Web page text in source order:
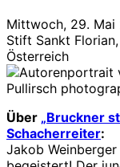
Mittwoch, 29. Mai
Stift Sankt
Österreich
Pullirsch
Über „Bruckner
Schacherreiter:
Jakob